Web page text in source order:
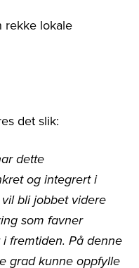
rekke lokale
det slik:
dette
og integrert i
bli jobbet videre
som favner
fremtiden. På denne
grad kunne oppfylle